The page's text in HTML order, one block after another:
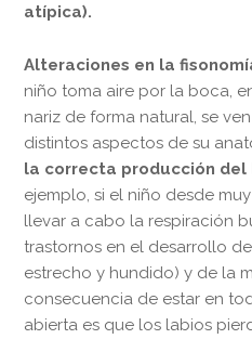
atípica).
Alteraciones en la
niño toma aire por la boca,
nariz de forma natural, se
distintos aspectos de su
la correcta producción del
ejemplo, si el niño desde
llevar a cabo la respiración
trastornos en el desarrollo
estrecho y hundido) y de la
consecuencia de estar en
abierta es que los labios